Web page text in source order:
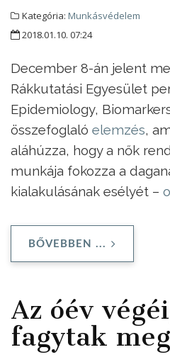
Kategória: Munkásvédelem
2018.01.10. 07:24
December 8-án jelent
Rákkutatási Egyesület
Epidemiology,
összefoglaló elemzés,
aláhúzza, hogy a nők
munkája fokozza a
kialakulásának esélyét –
BŐVEBBEN ...
Az óév
fagytak meg